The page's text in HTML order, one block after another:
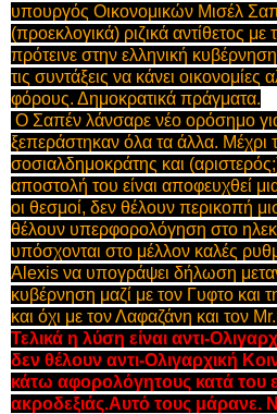
υπουργός Οικονομικών Μισέλ
(προεκλογικά) ριζικά αντίθετος με
πρότεινε στην ελληνική
τις συντάξεις να κάνει οικονομίες
φόρους. Δημοκρατικά πράγματα.
Ο Σαπέν λάνσαρε νέο ορόσημο
ξεπεράστηκαν όλα τα άλλα. Μέχρι
σοσιαλδημοκράτης και
αποστολή του είναι αποφευχθεί
οι θεσμοί, δεν θέλουν περικοπή
θέλουν υπερφορολόγηση στο
υπόσχονται στο μέλλον καλές
Alexis να υπογράψει δήλωση
κυβέρνηση μαζί με τον Γυφτο και
και όχι με τον Λαφαζάνη και τον
Τελικά η λύση είναι αντι-
δεν θέλουν αντι-Ολιγαρχική
κάτω αφορολόγητους κατά του
ακροδεξιάς.Αυτό τους μάρανε.